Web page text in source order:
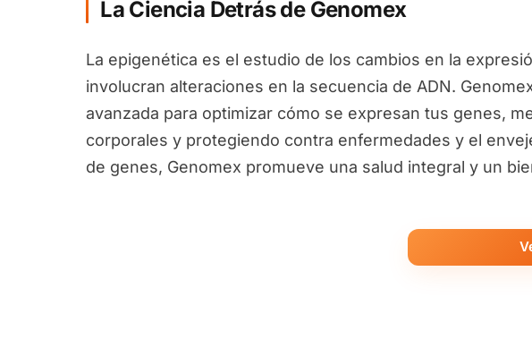
La Ciencia Detrás de Genomex
La epigenética es el estudio de los cambios en la
involucran alteraciones en la secuencia de ADN.
avanzada para optimizar cómo se expresan tus genes,
corporales y protegiendo contra enfermedades y el
de genes, Genomex promueve una salud integral y un